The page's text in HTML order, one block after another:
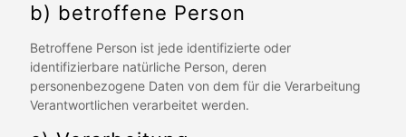
b) betroffene Person
Betroffene Person ist jede identifizierte oder
identifizierbare natürliche Person, deren
personenbezogene Daten von dem für die Verarbeitung
Verantwortlichen verarbeitet werden.